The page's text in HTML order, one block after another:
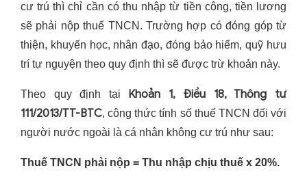
cư trú thì chỉ cần có thu nhập từ tiền công, tiền lương
sẽ phải nộp thuế TNCN. Trường hợp có đóng góp từ
thiện, khuyến học, nhân đạo, đóng bảo hiểm, quỹ hưu
trí tự nguyện theo quy định thì sẽ được trừ khoản này.
Theo quy định tại Khoản 1, Điều 18, Thông tư
111/2013/TT-BTC, công thức tính số thuế TNCN đối với
người nước ngoài là cá nhân không cư trú như sau:
Thuế TNCN phải nộp = Thu nhập chịu thuế x 20%.